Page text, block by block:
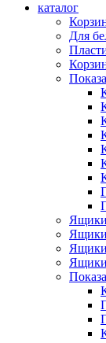
каталог
Для
Ящики
Ящики